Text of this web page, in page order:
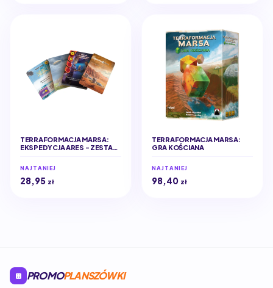
TERRAFORMACJA MARSA:
EKSPEDYCJA ARES - ZESTAW
NAJTANIEJ
28,95 zł
TERRAFORMACJA MARSA:
GRA KOŚCIANA
NAJTANIEJ
98,40 zł
PROMOPLANSZÓWKI